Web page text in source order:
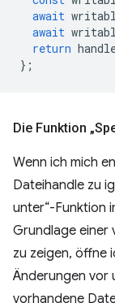
await
await
return
};
Die Funktion
Wenn ich mich
Dateihandle zu
unter“-Funktion
Grundlage einer
zu zeigen, öffne
Änderungen vor
vorhandene